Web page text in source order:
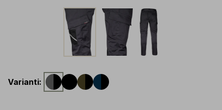
Varianti: